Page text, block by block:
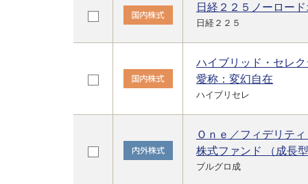
日経２２５ノーロー
日経２２５
ハイブリッド・セレ
愛称：変幻自在
ハイブリセレ
Ｏｎｅ／フィデリテ
株式ファンド （成長型
ブルグロ成